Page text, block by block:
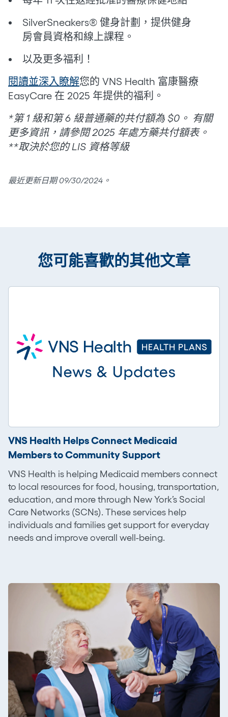
SilverSneakers® 健身計劃，提供健身
房會員資格和線上課程。
以及更多福利！
閱讀並深入瞭解您的 VNS Health 富康醫療
EasyCare 在 2025 年提供的福利。
*第 1 級和第 6 級普通藥的共付額為 $0。 有關
更多資訊，請參閱 2025 年處方藥共付額表。
**取決於您的 LIS 資格等級
最近更新日期 09/30/2024。
您可能喜歡的其他文章
VNS Health Helps Connect Medicaid
Members to Community Support
VNS Health is helping Medicaid members connect
to local resources for food, housing, transportation,
education, and more through New York’s Social
Care Networks (SCNs). These services help
individuals and families get support for everyday
needs and improve overall well-being.